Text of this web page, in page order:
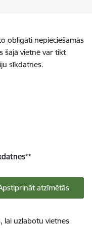
obligāti nepieciešamās
šajā vietnē var tikt
sīkdatnes.
**
atzīmētās
lai uzlabotu vietnes